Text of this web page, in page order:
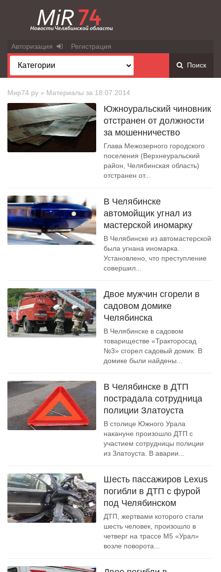
Авторизация Регистрация
Поиск
Мир74.ру » Материалы за 18.07.2014
Южноуральский чиновник
отстранен от должности
за мошенничество
Глава Межозерного городского
поселения (Верхнеуральский
район, Челябинская область)
отстранен от...
В Челябинске
автомойщик угнал из
мастерской иномарку
В Челябинске из автомастерской
была угнана иномарка.
Установлено, что преступление
совершил...
Двое мужчин сгорели в
садовом домике
Челябинска
В Челябинске в садовом
товариществе «Тракторосад
№3» сгорел садовый домик. В
домике были найдены...
В Челябинске в ДТП
пострадала сотрудница
полиции Златоуста
В столице Южного Урала
накануне произошло ДТП с
участием сотрудницы полиции
из Златоуста. В аварии...
Шесть пассажиров Lexus
погибли в ДТП с фурой
под Челябинском
ДТП, жертвами которого стали
шесть человек, произошло в
четверг на трассе М5 «Урал»
возле поворота...